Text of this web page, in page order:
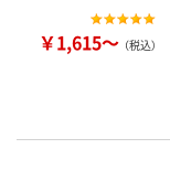
￥1,615～ （税込）